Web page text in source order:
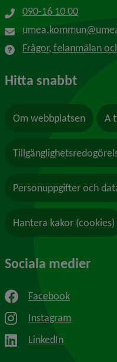
090-16 10 00
Frågor, felanmälan
Hitta snabbt
Om webbplatsen A
Personuppgifter och
Hantera kakor (cookies)
Sociala medier
Facebook
Instagram
LinkedIn